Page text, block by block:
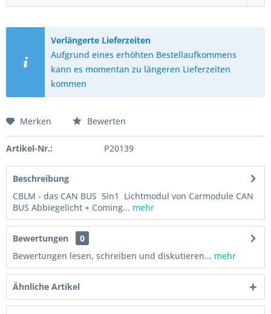
Verlängerte Lieferzeiten
Aufgrund eines erhöhten Bestellaufkommens
kann es momentan zu längeren Lieferzeiten
kommen
Merken Bewerten
Artikel-Nr.: P20139
Beschreibung
CBLM - das CAN BUS 5in1 Lichtmodul von Carmodule CAN
BUS Abbiegelicht + Coming... mehr
Bewertungen
0
Bewertungen lesen, schreiben und diskutieren... mehr
Ähnliche Artikel